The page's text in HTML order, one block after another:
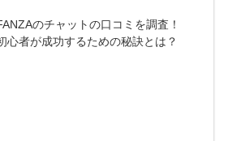
のチャットの口コミを調査！
心者が成功するための秘訣とは？